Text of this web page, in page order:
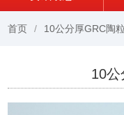
首页 10公分厚GRC陶
10公